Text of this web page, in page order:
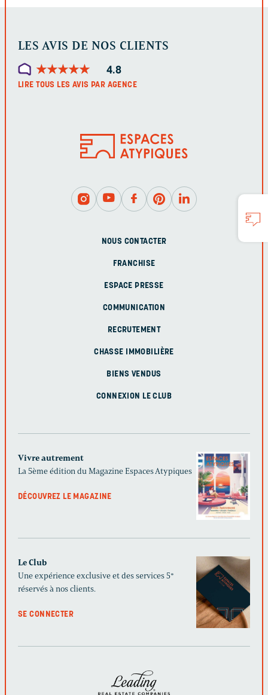
LES AVIS DE NOS CLIENTS
★★★★★
★★★★★ 4.8
LIRE TOUS LES AVIS PAR AGENCE
NOUS CONTACTER
FRANCHISE
ESPACE PRESSE
COMMUNICATION
RECRUTEMENT
CHASSE IMMOBILIÈRE
BIENS VENDUS
CONNEXION LE CLUB
Vivre autrement
La 5ème édition du Magazine Espaces Atypiques
DÉCOUVREZ LE MAGAZINE
Le Club
Une expérience exclusive et des services 5*
réservés à nos clients.
SE CONNECTER